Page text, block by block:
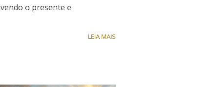
o presente e
LEIA MAIS